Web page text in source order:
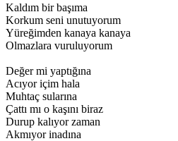
Kaldım bir başıma
Korkum seni unutuyorum
Yüreğimden kanaya kanaya
Olmazlara vuruluyorum
Değer mi yaptığına
Acıyor içim hala
Muhtaç sularına
Çattı mı o kaşını biraz
Durup kalıyor zaman
Akmıyor inadına